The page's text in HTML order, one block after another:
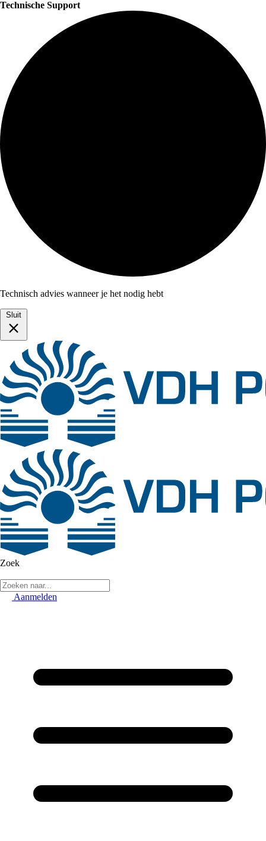
Technische Support
Technisch advies wanneer je het nodig hebt
Sluit
Zoek
Aanmelden